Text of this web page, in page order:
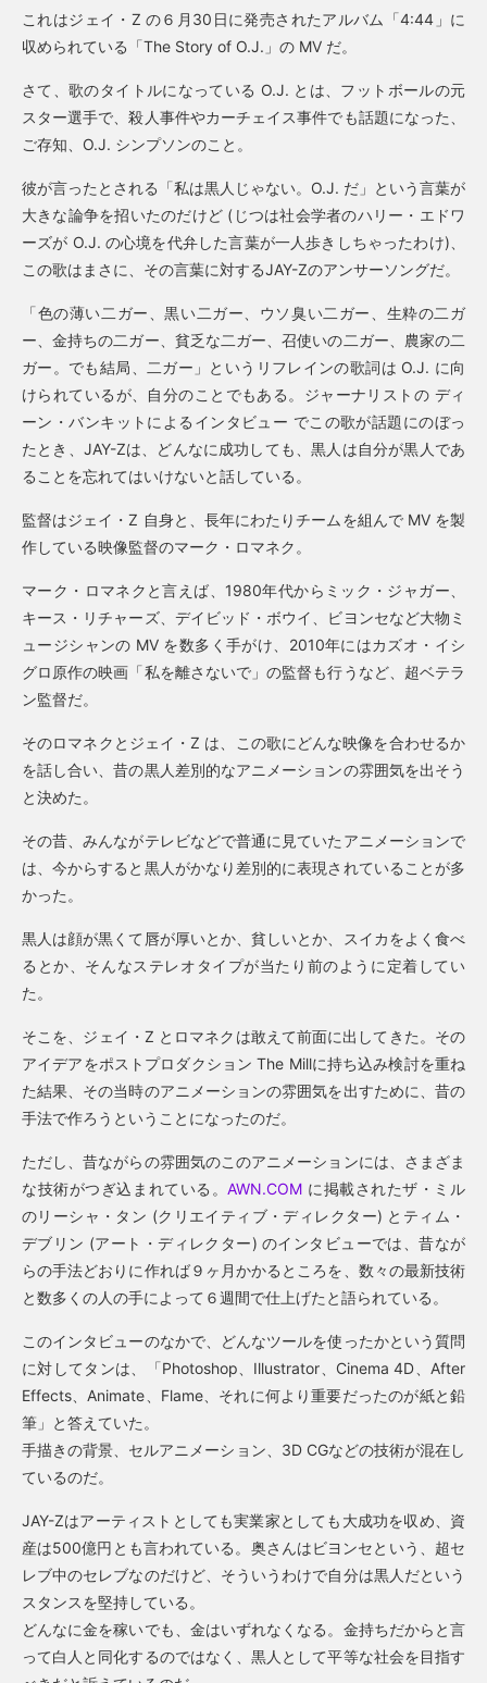
これはジェイ・Z の６月30日に発売されたアルバム「4:44」に
収められている「The Story of O.J.」の MV だ。
さて、歌のタイトルになっている O.J. とは、フットボールの元
スター選手で、殺人事件やカーチェイス事件でも話題になった、
ご存知、O.J. シンプソンのこと。
彼が言ったとされる「私は黒人じゃない。O.J. だ」という言葉が
大きな論争を招いたのだけど (じつは社会学者のハリー・エドワ
ーズが O.J. の心境を代弁した言葉が一人歩きしちゃったわけ)、
この歌はまさに、その言葉に対するJAY-Zのアンサーソングだ。
「色の薄い二ガー、黒い二ガー、ウソ臭い二ガー、生粋の二ガ
ー、金持ちの二ガー、貧乏な二ガー、召使いの二ガー、農家の二
ガー。でも結局、二ガー」というリフレインの歌詞は O.J. に向
けられているが、自分のことでもある。ジャーナリストの ディ
ーン・バンキットによるインタビュー でこの歌が話題にのぼっ
たとき、JAY-Zは、どんなに成功しても、黒人は自分が黒人であ
ることを忘れてはいけないと話している。
監督はジェイ・Z 自身と、長年にわたりチームを組んで MV を製
作している映像監督のマーク・ロマネク。
マーク・ロマネクと言えば、1980年代からミック・ジャガー、
キース・リチャーズ、デイビッド・ボウイ、ビヨンセなど大物ミ
ュージシャンの MV を数多く手がけ、2010年にはカズオ・イシ
グロ原作の映画「私を離さないで」の監督も行うなど、超ベテラ
ン監督だ。
そのロマネクとジェイ・Z は、この歌にどんな映像を合わせるか
を話し合い、昔の黒人差別的なアニメーションの雰囲気を出そう
と決めた。
その昔、みんながテレビなどで普通に見ていたアニメーションで
は、今からすると黒人がかなり差別的に表現されていることが多
かった。
黒人は顔が黒くて唇が厚いとか、貧しいとか、スイカをよく食べ
るとか、そんなステレオタイプが当たり前のように定着してい
た。
そこを、ジェイ・Z とロマネクは敢えて前面に出してきた。その
アイデアをポストプロダクション The Millに持ち込み検討を重ね
た結果、その当時のアニメーションの雰囲気を出すために、昔の
手法で作ろうということになったのだ。
ただし、昔ながらの雰囲気のこのアニメーションには、さまざま
な技術がつぎ込まれている。AWN.COM に掲載されたザ・ミル
のリーシャ・タン (クリエイティブ・ディレクター) とティム・
デブリン (アート・ディレクター) のインタビューでは、昔なが
らの手法どおりに作れば９ヶ月かかるところを、数々の最新技術
と数多くの人の手によって６週間で仕上げたと語られている。
このインタビューのなかで、どんなツールを使ったかという質問
に対してタンは、「Photoshop、Illustrator、Cinema 4D、After
Effects、Animate、Flame、それに何より重要だったのが紙と鉛
筆」と答えていた。
手描きの背景、セルアニメーション、3D CGなどの技術が混在し
ているのだ。
JAY-Zはアーティストとしても実業家としても大成功を収め、資
産は500億円とも言われている。奥さんはビヨンセという、超セ
レブ中のセレブなのだけど、そういうわけで自分は黒人だという
スタンスを堅持している。
どんなに金を稼いでも、金はいずれなくなる。金持ちだからと言
って白人と同化するのではなく、黒人として平等な社会を目指す